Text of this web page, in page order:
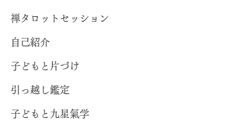
禅タロットセッション
自己紹介
子どもと片づけ
引っ越し鑑定
子どもと九星氣学